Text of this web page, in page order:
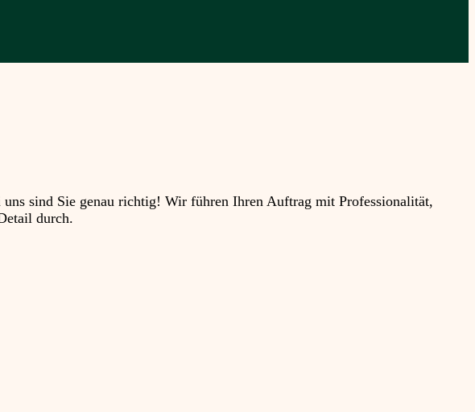
sind Sie genau richtig! Wir führen Ihren Auftrag mit Professionalität,
durch.